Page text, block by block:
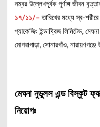
নম্বর উল্লেখপূর্বক পূর্ণাঙ্গ জীবন
১৭/১১/–তারিখের মধ্যে স্ব-
প্যাকেজিং ইন্ডাষ্ট্রিজ লিমিটেড,
মোগরাপাড়া, সোনারগাঁও,
মেঘনা নুডুলস এন্ড বিস্কুট
নিয়োগঃ